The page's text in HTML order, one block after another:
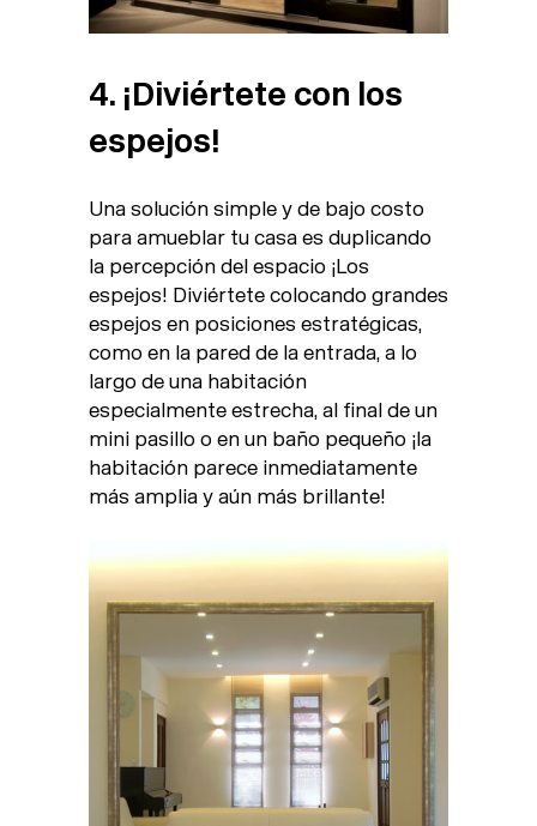
4. ¡Diviértete con los
espejos!
Una solución simple y de bajo costo
para amueblar tu casa es duplicando
la percepción del espacio ¡Los
espejos! Diviértete colocando grandes
espejos en posiciones estratégicas,
como en la pared de la entrada, a lo
largo de una habitación
especialmente estrecha, al final de un
mini pasillo o en un baño pequeño ¡la
habitación parece inmediatamente
más amplia y aún más brillante!